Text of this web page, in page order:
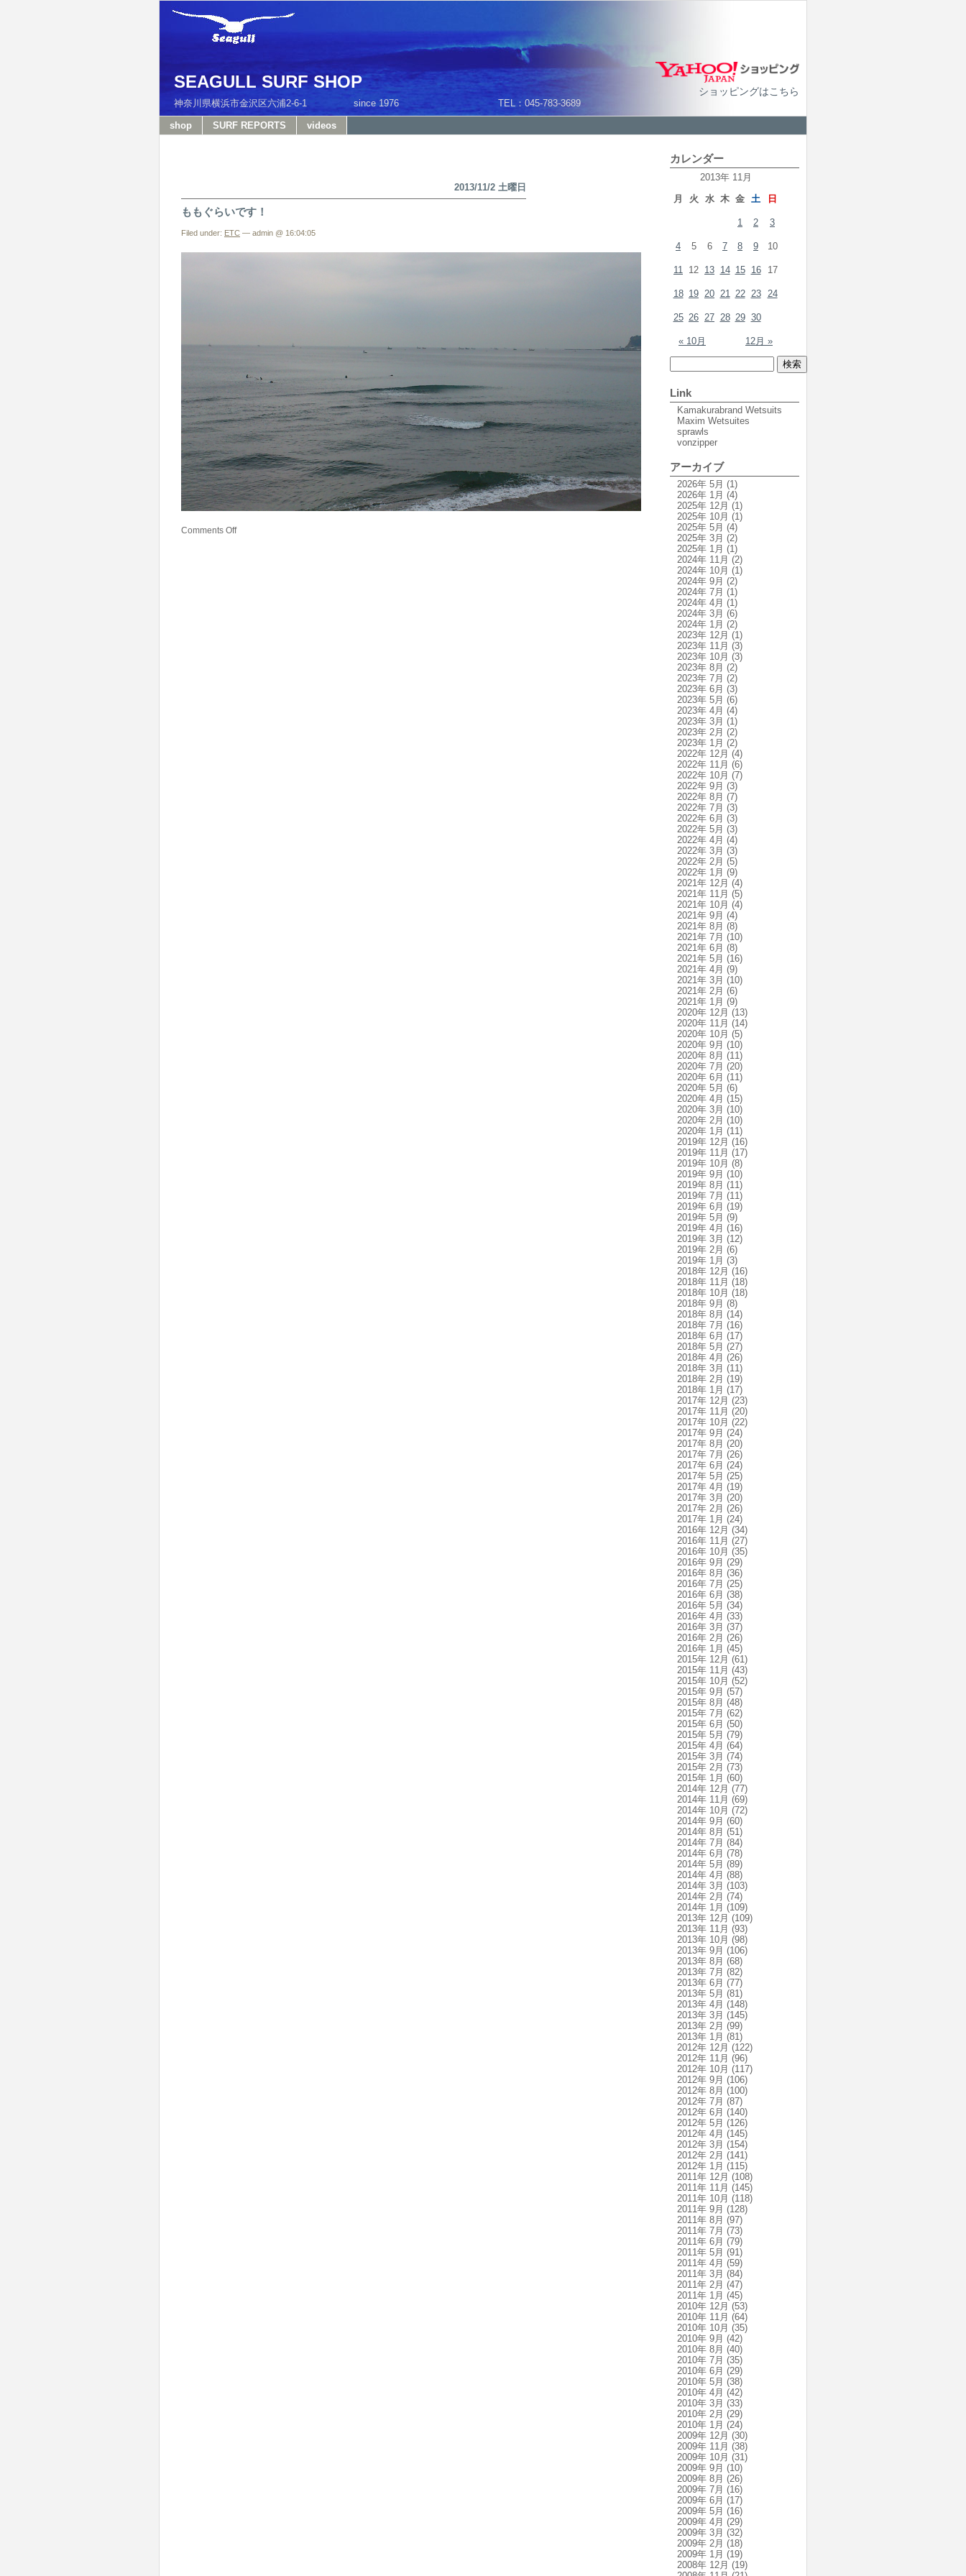
SEAGULL SURF SHOP
神奈川県横浜市金沢区六浦2-6-1 since 1976 TEL：045-783-3689
ショッピングはこちら
shop SURF REPORTS videos
2013/11/2 土曜日
ももぐらいです！
Filed under: ETC — admin @ 16:04:05
Comments Off
カレンダー
2013年 11月
月
火 水 木 金 土 日
« 10月 12月 »
1 2 3
4 5 6 7 8 9 10
11 12 13 14 15 16 17
18 19 20 21 22 23 24
25 26 27 28 29 30
Link
Kamakurabrand Wetsuits
Maxim Wetsuites
sprawls
vonzipper
アーカイブ
2026年 5月 (1)
2026年 1月 (4)
2025年 12月 (1)
2025年 10月 (1)
2025年 5月 (4)
2025年 3月 (2)
2025年 1月 (1)
2024年 11月 (2)
2024年 10月 (1)
2024年 9月 (2)
2024年 7月 (1)
2024年 4月 (1)
2024年 3月 (6)
2024年 1月 (2)
2023年 12月 (1)
2023年 11月 (3)
2023年 10月 (3)
2023年 8月 (2)
2023年 7月 (2)
2023年 6月 (3)
2023年 5月 (6)
2023年 4月 (4)
2023年 3月 (1)
2023年 2月 (2)
2023年 1月 (2)
2022年 12月 (4)
2022年 11月 (6)
2022年 10月 (7)
2022年 9月 (3)
2022年 8月 (7)
2022年 7月 (3)
2022年 6月 (3)
2022年 5月 (3)
2022年 4月 (4)
2022年 3月 (3)
2022年 2月 (5)
2022年 1月 (9)
2021年 12月 (4)
2021年 11月 (5)
2021年 10月 (4)
2021年 9月 (4)
2021年 8月 (8)
2021年 7月 (10)
2021年 6月 (8)
2021年 5月 (16)
2021年 4月 (9)
2021年 3月 (10)
2021年 2月 (6)
2021年 1月 (9)
2020年 12月 (13)
2020年 11月 (14)
2020年 10月 (5)
2020年 9月 (10)
2020年 8月 (11)
2020年 7月 (20)
2020年 6月 (11)
2020年 5月 (6)
2020年 4月 (15)
2020年 3月 (10)
2020年 2月 (10)
2020年 1月 (11)
2019年 12月 (16)
2019年 11月 (17)
2019年 10月 (8)
2019年 9月 (10)
2019年 8月 (11)
2019年 7月 (11)
2019年 6月 (19)
2019年 5月 (9)
2019年 4月 (16)
2019年 3月 (12)
2019年 2月 (6)
2019年 1月 (3)
2018年 12月 (16)
2018年 11月 (18)
2018年 10月 (18)
2018年 9月 (8)
2018年 8月 (14)
2018年 7月 (16)
2018年 6月 (17)
2018年 5月 (27)
2018年 4月 (26)
2018年 3月 (11)
2018年 2月 (19)
2018年 1月 (17)
2017年 12月 (23)
2017年 11月 (20)
2017年 10月 (22)
2017年 9月 (24)
2017年 8月 (20)
2017年 7月 (26)
2017年 6月 (24)
2017年 5月 (25)
2017年 4月 (19)
2017年 3月 (20)
2017年 2月 (26)
2017年 1月 (24)
2016年 12月 (34)
2016年 11月 (27)
2016年 10月 (35)
2016年 9月 (29)
2016年 8月 (36)
2016年 7月 (25)
2016年 6月 (38)
2016年 5月 (34)
2016年 4月 (33)
2016年 3月 (37)
2016年 2月 (26)
2016年 1月 (45)
2015年 12月 (61)
2015年 11月 (43)
2015年 10月 (52)
2015年 9月 (57)
2015年 8月 (48)
2015年 7月 (62)
2015年 6月 (50)
2015年 5月 (79)
2015年 4月 (64)
2015年 3月 (74)
2015年 2月 (73)
2015年 1月 (60)
2014年 12月 (77)
2014年 11月 (69)
2014年 10月 (72)
2014年 9月 (60)
2014年 8月 (51)
2014年 7月 (84)
2014年 6月 (78)
2014年 5月 (89)
2014年 4月 (88)
2014年 3月 (103)
2014年 2月 (74)
2014年 1月 (109)
2013年 12月 (109)
2013年 11月 (93)
2013年 10月 (98)
2013年 9月 (106)
2013年 8月 (68)
2013年 7月 (82)
2013年 6月 (77)
2013年 5月 (81)
2013年 4月 (148)
2013年 3月 (145)
2013年 2月 (99)
2013年 1月 (81)
2012年 12月 (122)
2012年 11月 (96)
2012年 10月 (117)
2012年 9月 (106)
2012年 8月 (100)
2012年 7月 (87)
2012年 6月 (140)
2012年 5月 (126)
2012年 4月 (145)
2012年 3月 (154)
2012年 2月 (141)
2012年 1月 (115)
2011年 12月 (108)
2011年 11月 (145)
2011年 10月 (118)
2011年 9月 (128)
2011年 8月 (97)
2011年 7月 (73)
2011年 6月 (79)
2011年 5月 (91)
2011年 4月 (59)
2011年 3月 (84)
2011年 2月 (47)
2011年 1月 (45)
2010年 12月 (53)
2010年 11月 (64)
2010年 10月 (35)
2010年 9月 (42)
2010年 8月 (40)
2010年 7月 (35)
2010年 6月 (29)
2010年 5月 (38)
2010年 4月 (42)
2010年 3月 (33)
2010年 2月 (29)
2010年 1月 (24)
2009年 12月 (30)
2009年 11月 (38)
2009年 10月 (31)
2009年 9月 (10)
2009年 8月 (26)
2009年 7月 (16)
2009年 6月 (17)
2009年 5月 (16)
2009年 4月 (29)
2009年 3月 (32)
2009年 2月 (18)
2009年 1月 (19)
2008年 12月 (19)